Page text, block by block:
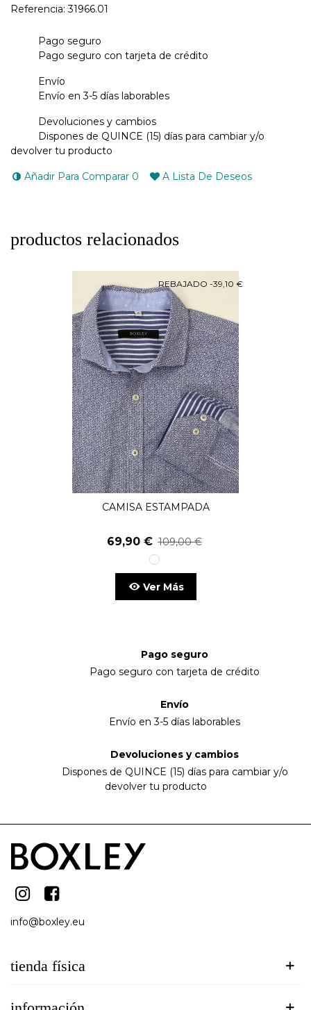
Referencia: 31966.01
Pago seguro
Pago seguro con tarjeta de crédito
Envío
Envío en 3-5 días laborables
Devoluciones y cambios
Dispones de QUINCE (15) días para cambiar y/o
devolver tu producto
Añadir Para Comparar 0 A Lista De Deseos
productos relacionados
REBAJADO -39,10 €
CAMISA ESTAMPADA
69,90 € 109,00 €
1
Ver Más
Pago seguro
Pago seguro con tarjeta de crédito
Envío
Envío en 3-5 días laborables
Devoluciones y cambios
Dispones de QUINCE (15) días para cambiar y/o
devolver tu producto
info@boxley.eu
tienda física